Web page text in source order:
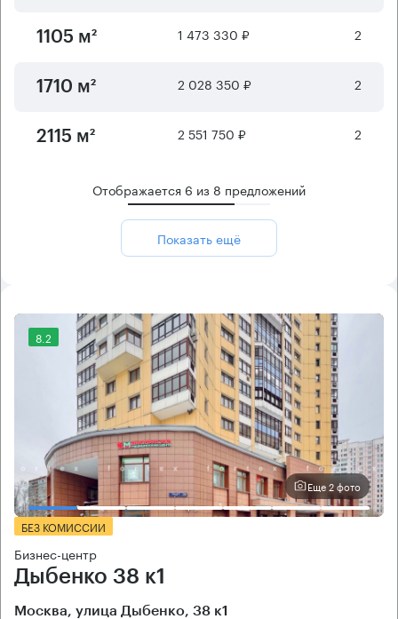
1105 м² 1 473 330 ₽ 2
1710 м² 2 028 350 ₽ 2
2115 м² 2 551 750 ₽ 2
Отображается 6 из 8 предложений
Показать ещё
8.2
Еще 2 фото
БЕЗ КОМИССИИ
Бизнес-центр
Дыбенко 38 к1
Москва, улица Дыбенко, 38 к1